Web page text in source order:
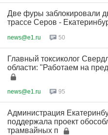
Две фуры заблокировали
трассе Серов -
news@e1.ru 50
Главный токсиколог
области: "Работаем на
news@e1.ru 95
Администрация
поддержала проект
трамвайных п